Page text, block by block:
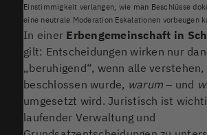
Einstimmigkeit verlangen, wie man Beschlüsse
eine neutrale Moderation Eskalationen vorbeugen
In einer Erbengemeinschaft in
gilt: Entscheidungen wirken nur
„beruhigend“, wenn alle verstehen,
beschlossen wurde, warum – und
umgesetzt wird. Juristisch ist
laufender Verwaltung und